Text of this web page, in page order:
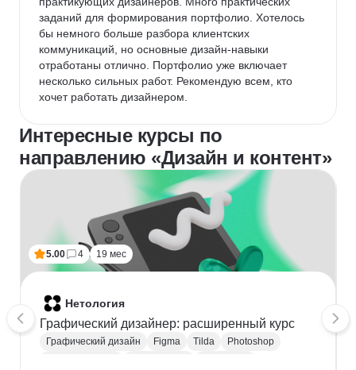
заданий для формирования портфолио. Хотелось
бы немного больше разбора клиентских
коммуникаций, но основные дизайн-навыки
отработаны отлично. Портфолио уже включает
несколько сильных работ. Рекомендую всем, кто
хочет работать дизайнером.
Интересные курсы по
направлению «Дизайн и контент»
5.00 4 19 мес
Нетология
Графический дизайнер: расширенный курс
Графический дизайн Figma Tilda
Photoshop